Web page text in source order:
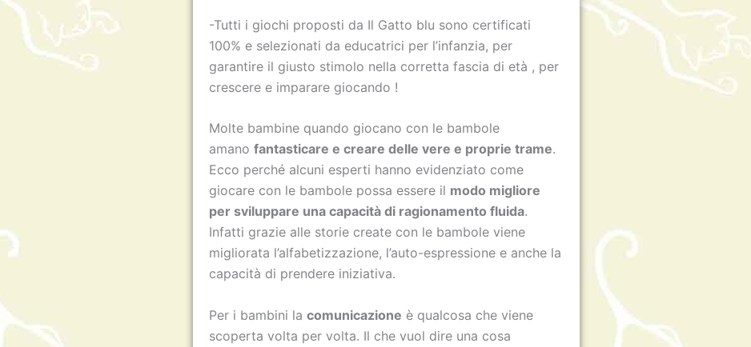
-Tutti i giochi proposti da Il Gatto blu sono certificati
100% e selezionati da educatrici per l’infanzia, per
garantire il giusto stimolo nella corretta fascia di età , per
crescere e imparare giocando !
Molte bambine quando giocano con le bambole
amanofantasticare e creare delle vere e proprie trame.
Ecco perché alcuni esperti hanno evidenziato come
giocare con le bambole possa essere il modo migliore
per sviluppare una capacità di ragionamento fluida.
Infatti grazie alle storie create con le bambole viene
migliorata l’alfabetizzazione, l’auto-espressione e anche la
capacità di prendere iniziativa.
Per i bambini lacomunicazione è qualcosa che viene
scoperta volta per volta. Il che vuol dire una cosa